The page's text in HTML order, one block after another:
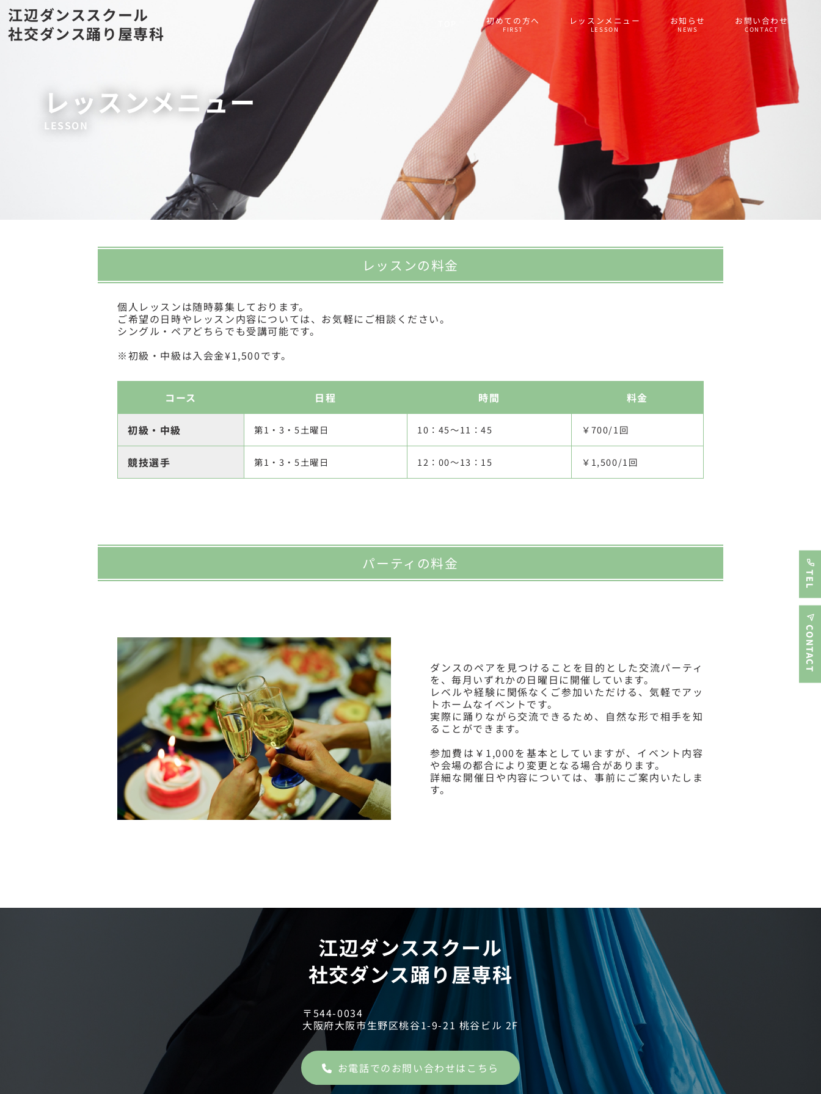
江辺ダンススクール
社交ダンス踊り屋専科
初めての方へ
FIRST
レッスンメニュー
LESSON
お知らせ
NEWS
お問い合わせ
CONTACT
TEL
CONTACT
LESSON
レッスンメニュー
レッスンの料金
個人レッスンは随時募集しております。
ご希望の日時やレッスン内容については、お気軽にご相談ください。
シングル・ペアどちらでも受講可能です。
※初級・中級は入会金¥1,500です。
コース 日程 時間 料金
初級・中級 第1・3・5土曜日 10：45～11：45 ￥700/1回
競技選手 第1・3・5土曜日 12：00～13：15 ￥1,500/1回
パーティの料金
ダンスのペアを見つけることを目的とした交流パーティ
を、毎月いずれかの日曜日に開催しています。
レベルや経験に関係なくご参加いただける、気軽でアッ
トホームなイベントです。
実際に踊りながら交流できるため、自然な形で相手を知
ることができます。
参加費は￥1,000を基本としていますが、イベント内容
や会場の都合により変更となる場合があります。
詳細な開催日や内容については、事前にご案内いたしま
す。
江辺ダンススクール
社交ダンス踊り屋専科
〒544-0034
大阪府大阪市生野区桃谷1-9-21 桃谷ビル 2F
お電話でのお問い合わせはこちら